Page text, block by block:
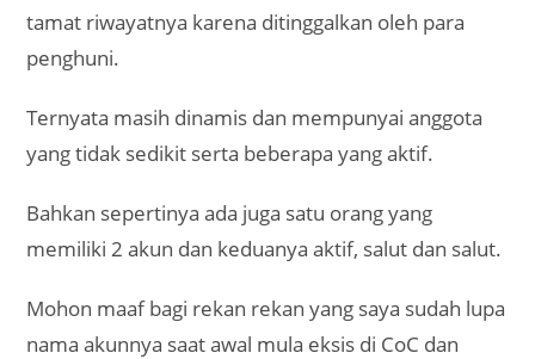
tamat riwayatnya karena ditinggalkan oleh para
penghuni.
Ternyata masih dinamis dan mempunyai anggota
yang tidak sedikit serta beberapa yang aktif.
Bahkan sepertinya ada juga satu orang yang
memiliki 2 akun dan keduanya aktif, salut dan salut.
Mohon maaf bagi rekan rekan yang saya sudah lupa
nama akunnya saat awal mula eksis di CoC dan